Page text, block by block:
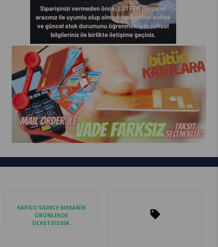
KARGO SADECE MEKANİK
ÜRÜNLERDE
ÜCRETSİZDİR.